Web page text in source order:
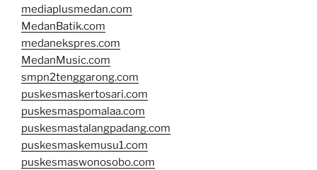
mediaplusmedan.com
MedanBatik.com
medanekspres.com
MedanMusic.com
smpn2tenggarong.com
puskesmaskertosari.com
puskesmaspomalaa.com
puskesmastalangpadang.com
puskesmaskemusu1.com
puskesmaswonosobo.com